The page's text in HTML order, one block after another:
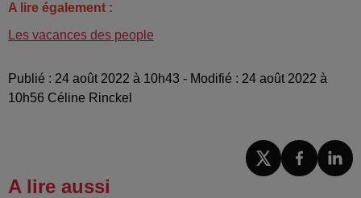
A lire également :
Les vacances des people
Publié : 24 août 2022 à 10h43 - Modifié : 24 août 2022 à
10h56 Céline Rinckel
A lire aussi